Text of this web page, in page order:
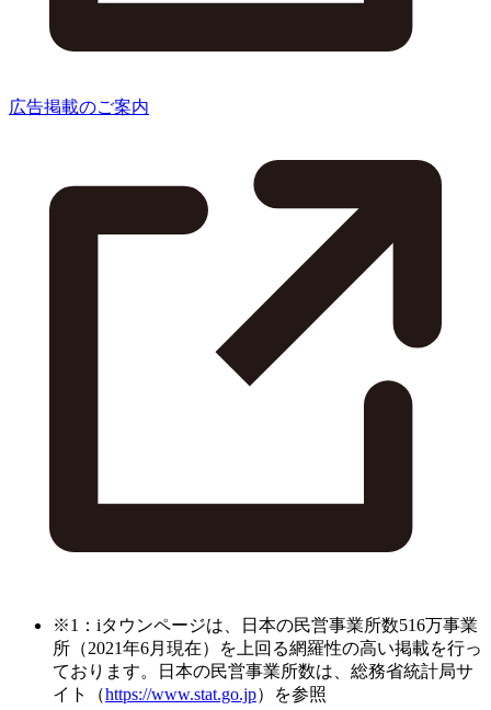
広告掲載のご案内
※1：iタウンページは、日本の民営事業所数516万事業
所（2021年6月現在）を上回る網羅性の高い掲載を行っ
ております。日本の民営事業所数は、総務省統計局サ
イト（https://www.stat.go.jp）を参照